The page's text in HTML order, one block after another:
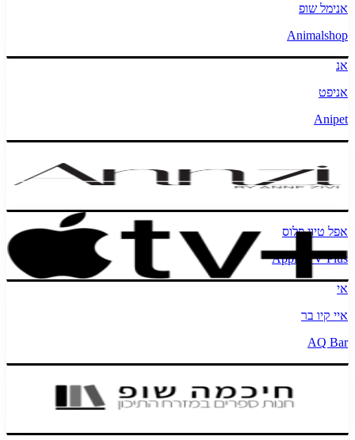
אנימל שופ
Animalshop
אנ
אניפט
Anipet
Annzi
אפל טיוי פלוס
Apple TV Plus
אי
איי קיו בר
AQ Bar
חיכמה שופ ספרים
Arabic Media